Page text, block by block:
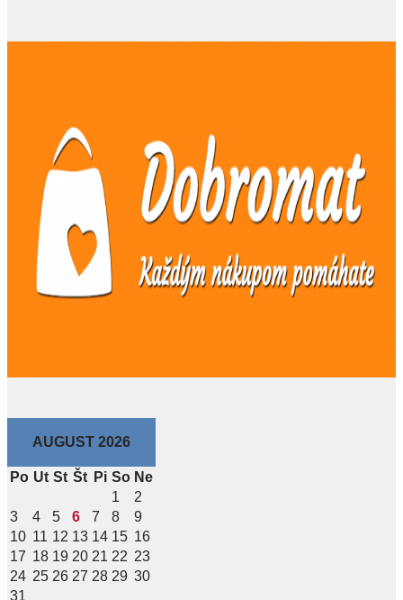
AUGUST 2026
Po Ut St Št Pi So Ne
1
2
3
4 5 6 7 8
9
10 11 12 13 14 15 16
17 18 19 20 21 22 23
24 25 26 27 28 29 30
31